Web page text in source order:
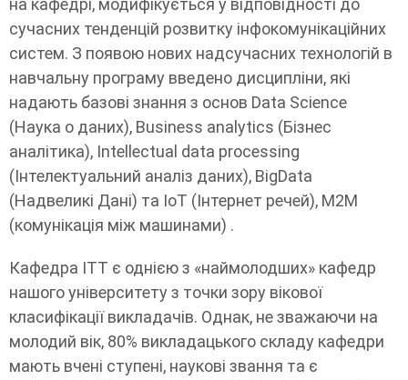
на кафедрі, модифікується у відповідності до
сучасних тенденцій розвитку інфокомунікаційних
систем. З появою нових надсучасних технологій в
навчальну програму введено дисципліни, які
надають базові знання з основ Data Science
(Наука о даних), Business analytics (Бізнес
аналітика), Intellectual data processing
(Інтелектуальний аналіз даних), BigData
(Надвеликі Дані) та IoT (Інтернет речей), M2M
(комунікація між машинами) .
Кафедра ІТТ є однією з «наймолодших» кафедр
нашого університету з точки зору вікової
класифікації викладачів. Однак, не зважаючи на
молодий вік, 80% викладацького складу кафедри
мають вчені ступені, наукові звання та є